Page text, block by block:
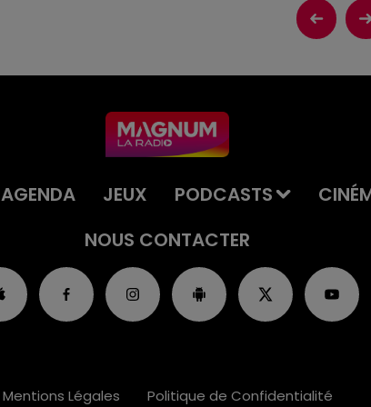
AGENDA JEUX PODCASTS
NOUS CONTACTER
Mentions Légales Politique de Confidentialité